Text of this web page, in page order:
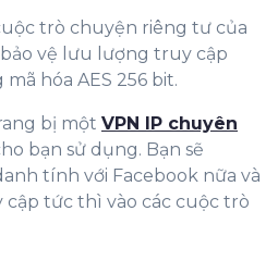
trò chuyện riêng tư của
bảo vệ lưu lượng truy cập
hóa AES 256 bit.
bị một VPN IP chuyên
bạn sử dụng. Bạn sẽ
tính với Facebook nữa và
tức thì vào các cuộc trò